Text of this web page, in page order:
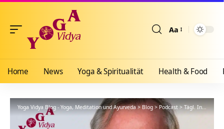
Aa
Home News Yoga & Spiritualität Health & Food
Yoga Vidya Blog - Yoga, Meditation und Ayurveda>Blog>Podcast>Tägl. Inspiration